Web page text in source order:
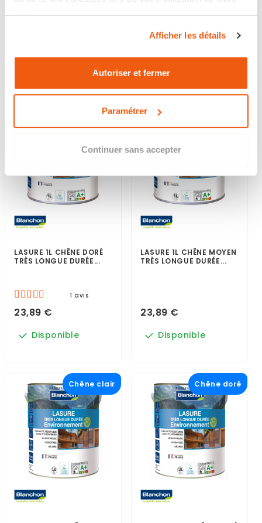
Afficher les détails
Autoriser et fermer
Paramétrer
Continuer sans accepter
Disponible
23,89 €
Disponible
LASURE 1L CHÊNE DORÉ
TRÈS LONGUE DURÉE...
1 avis
23,89 €
Disponible
Chêne doré
LASURE 1L CHÊNE MOYEN
TRÈS LONGUE DURÉE...
23,89 €
Disponible
Chêne clair Chêne doré